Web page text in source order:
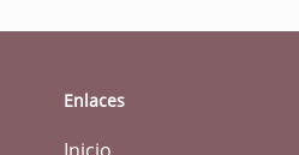
Enlaces